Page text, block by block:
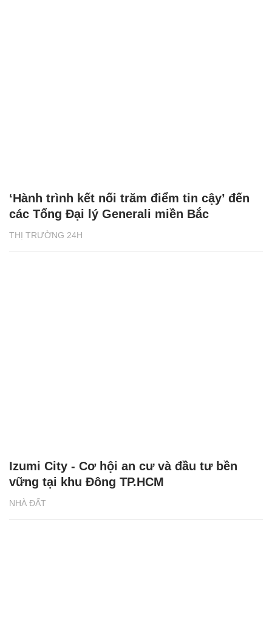
THỊ TRƯỜNG 24H
‘Hành trình kết nối trăm điểm tin cậy’ đến
các Tổng Đại lý Generali miền Bắc
NHÀ ĐẤT
Izumi City - Cơ hội an cư và đầu tư bền
vững tại khu Đông TP.HCM